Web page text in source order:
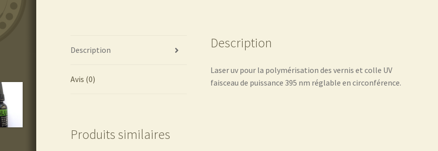
Description
Avis (0)
Description
Laser uv pour la polymérisation des vernis et colle UV
faisceau de puissance 395 nm réglable en circonférence.
Produits similaires